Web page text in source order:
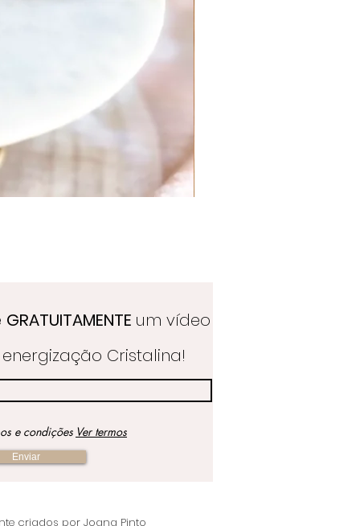
GRATUITAMENTE um vídeo
Cristalina!
e condições Ver termos
Enviar
criados por Joana Pinto